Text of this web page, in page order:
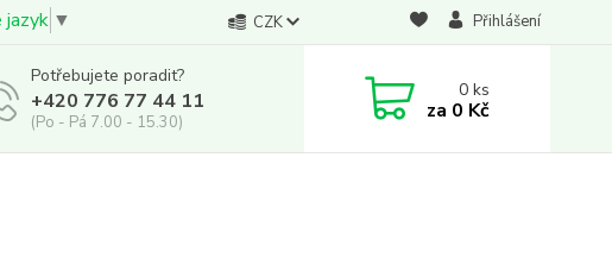
▼ CZK Přihlášení
Potřebujete poradit?
+420 776 77 44 11
(Po - Pá 7.00 - 15.30)
0ks
za 0 Kč